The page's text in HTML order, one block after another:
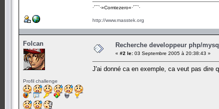
·´¯`·­»Comtezero«­·´¯`·
http://www.masstek.org
Folcan
Profil challenge
Recherche developpeur php/
« #2 le: 03 Septembre 2005 à 20:38:43 »
J'ai donné ca en exemple, ca veut pas dire